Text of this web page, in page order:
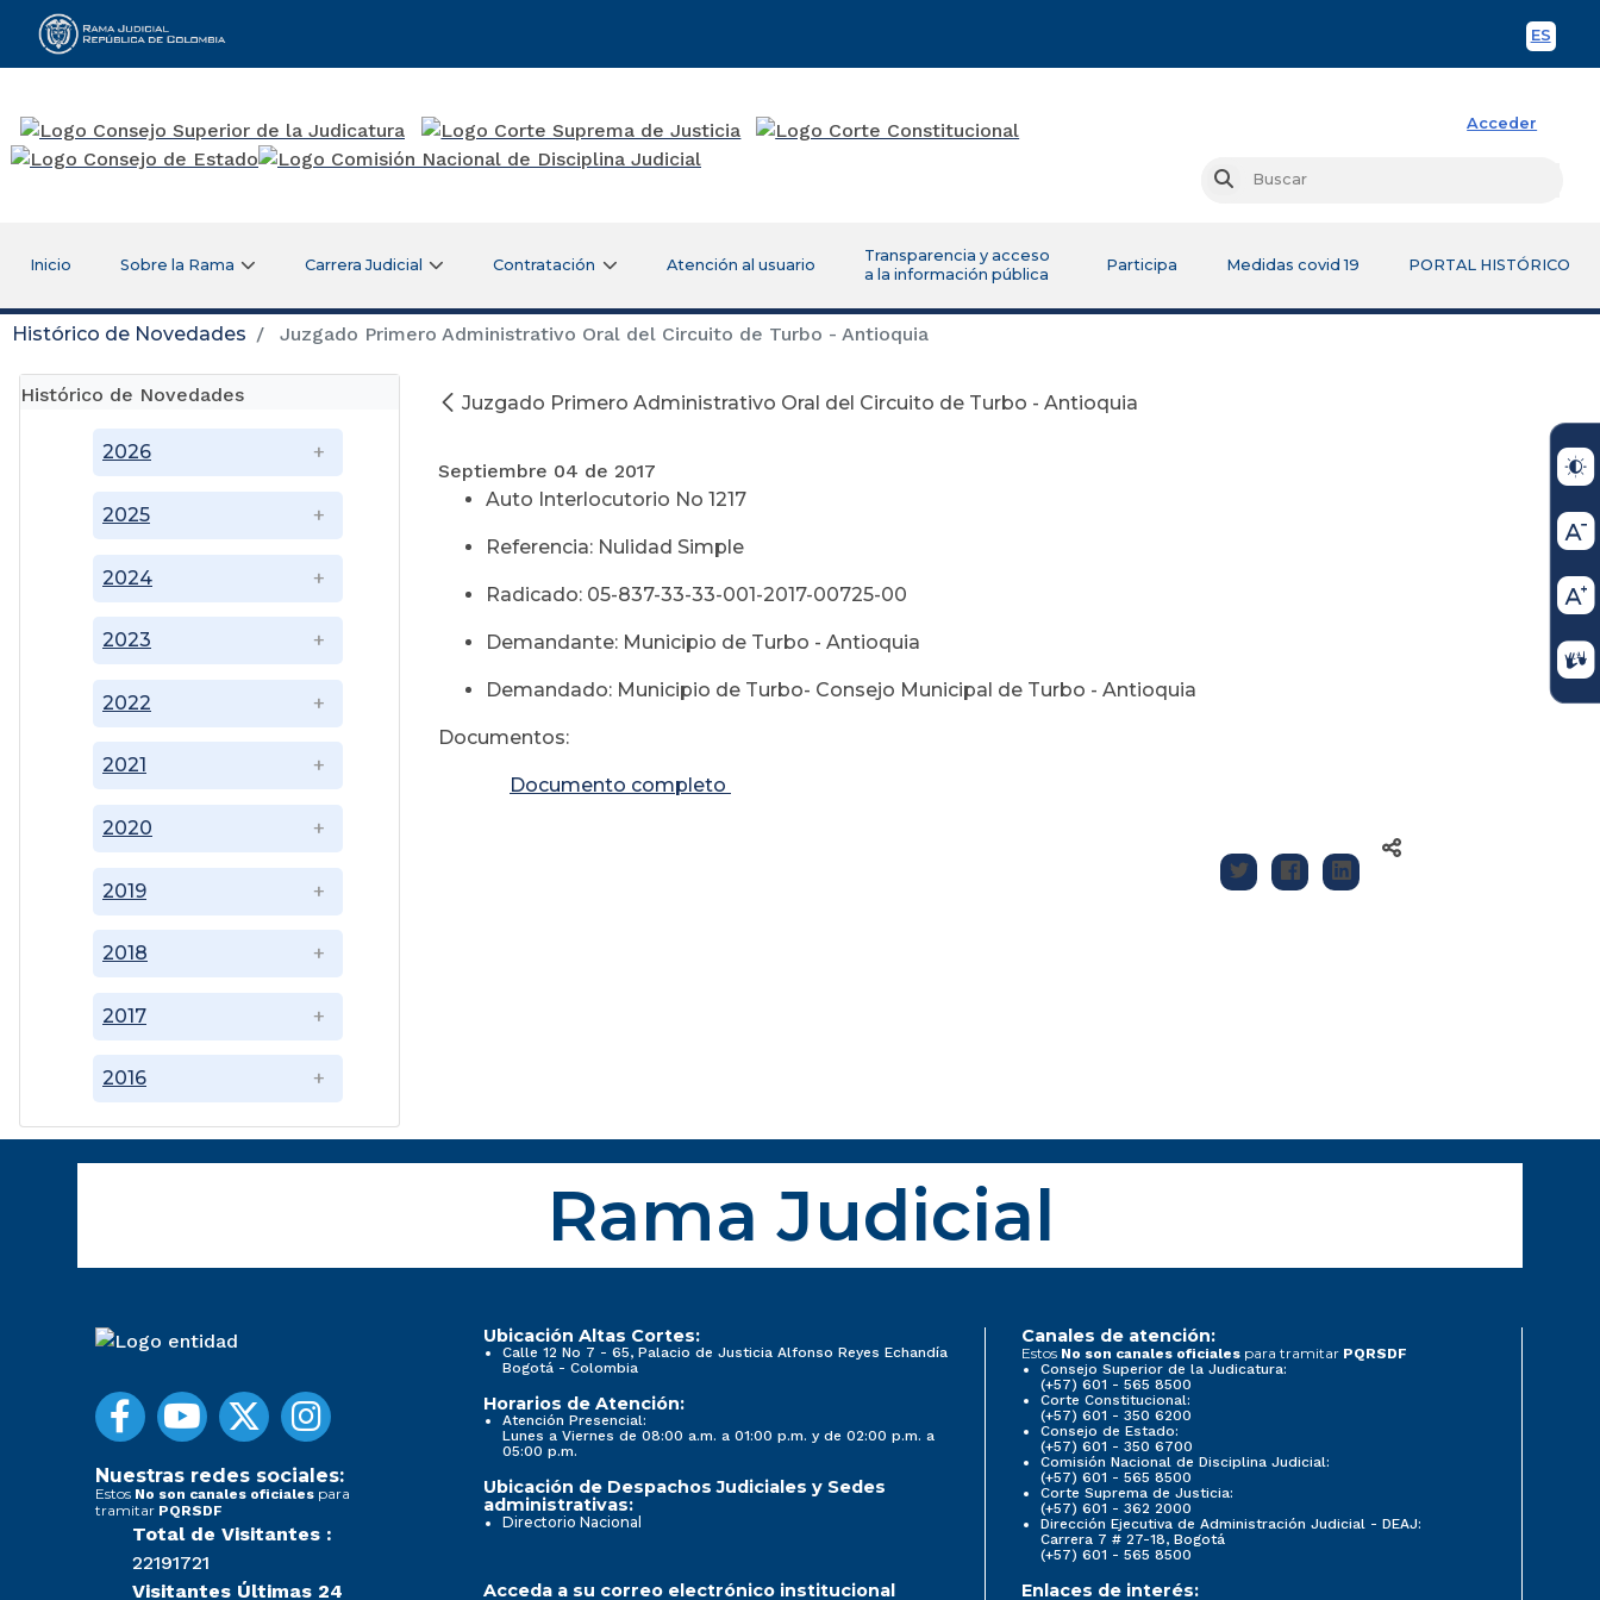
ES
Rama Judicial
Acceder
Buscar
Inicio Sobre la Rama Carrera Judicial Contratación Atención al usuario
Transparencia y acceso
a la información pública
Participa Medidas covid 19 PORTAL HISTÓRICO
Histórico de Novedades Juzgado Primero Administrativo Oral del Circuito de Turbo - Antioquia
Histórico de Novedades
2016
2017
2018
2019
2020
2021
2022
2023
2024
2025
2026
Juzgado Primero Administrativo Oral del Circuito de Turbo - Antioquia
Septiembre 04 de 2017
Auto Interlocutorio No 1217
Referencia: Nulidad Simple
Radicado: 05-837-33-33-001-2017-00725-00
Demandante: Municipio de Turbo - Antioquia
Demandado: Municipio de Turbo- Consejo Municipal de Turbo - Antioquia
Documentos:
Documento completo
Rama Judicial
Nuestras redes sociales:
Estos No son canales oficiales para
tramitar PQRSDF
Total de Visitantes :
22191721
Visitantes Últimas 24
Ubicación Altas Cortes:
Calle 12 No 7 - 65, Palacio de Justicia Alfonso Reyes Echandía
Bogotá - Colombia
Horarios de Atención:
Atención Presencial:
Lunes a Viernes de 08:00 a.m. a 01:00 p.m. y de 02:00 p.m. a
05:00 p.m.
Ubicación de Despachos Judiciales y Sedes
administrativas:
Directorio Nacional
Canales de atención:
Estos No son canales oficiales para tramitar PQRSDF
Consejo Superior de la Judicatura:
(+57) 601 - 565 8500
Corte Constitucional:
(+57) 601 - 350 6200
Consejo de Estado:
(+57) 601 - 350 6700
Comisión Nacional de Disciplina Judicial:
(+57) 601 - 565 8500
Corte Suprema de Justicia:
(+57) 601 - 362 2000
Dirección Ejecutiva de Administración Judicial - DEAJ:
Carrera 7 # 27-18, Bogotá
(+57) 601 - 565 8500
Acceda a su correo electrónico institucional Enlaces de interés: